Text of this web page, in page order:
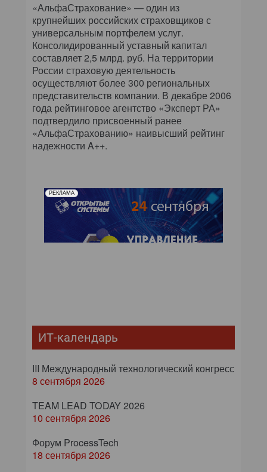
«АльфаСтрахование» — один из
крупнейших российских страховщиков с
универсальным портфелем услуг.
Консолидированный уставный капитал
составляет 2,5 млрд. руб. На территории
России страховую деятельность
осуществляют более 300 региональных
представительств компании. В декабре 2006
года рейтинговое агентство «Эксперт РА»
подтвердило присвоенный ранее
«АльфаСтрахованию» наивысший рейтинг
надежности A++.
РЕКЛАМА
ИТ-календарь
III Международный технологический конгресс
8 сентября 2026
TEAM LEAD TODAY 2026
10 сентября 2026
Форум ProcessTech
18 сентября 2026